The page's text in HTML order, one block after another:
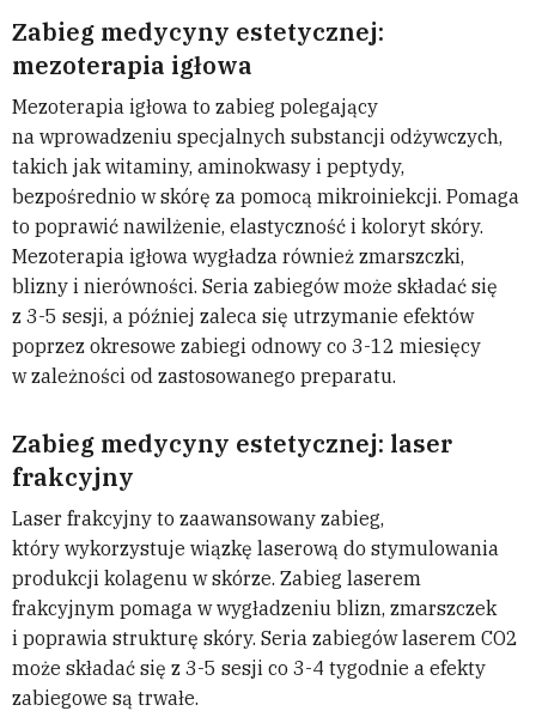
Zabieg medycyny estetycznej:
mezoterapia igłowa
Mezoterapia igłowa to zabieg polegający
na wprowadzeniu specjalnych substancji odżywczych,
takich jak witaminy, aminokwasy i peptydy,
bezpośrednio w skórę za pomocą mikroiniekcji. Pomaga
to poprawić nawilżenie, elastyczność i koloryt skóry.
Mezoterapia igłowa wygładza również zmarszczki,
blizny i nierówności. Seria zabiegów może składać się
z 3-5 sesji, a później zaleca się utrzymanie efektów
poprzez okresowe zabiegi odnowy co 3-12 miesięcy
w zależności od zastosowanego preparatu.
Zabieg medycyny estetycznej: laser
frakcyjny
Laser frakcyjny to zaawansowany zabieg,
który wykorzystuje wiązkę laserową do stymulowania
produkcji kolagenu w skórze. Zabieg laserem
frakcyjnym pomaga w wygładzeniu blizn, zmarszczek
i poprawia strukturę skóry. Seria zabiegów laserem CO2
może składać się z 3-5 sesji co 3-4 tygodnie a efekty
zabiegowe są trwałe.